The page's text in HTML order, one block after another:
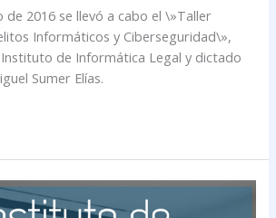
de 2016 se llevó a cabo el \»Taller
Informáticos y Ciberseguridad\»,
de Informática Legal y dictado
Sumer Elías.